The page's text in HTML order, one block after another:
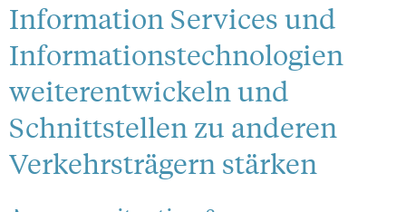
Information Services und
Informationstechnologien
weiterentwickeln und
Schnittstellen zu anderen
Verkehrsträgern stärken